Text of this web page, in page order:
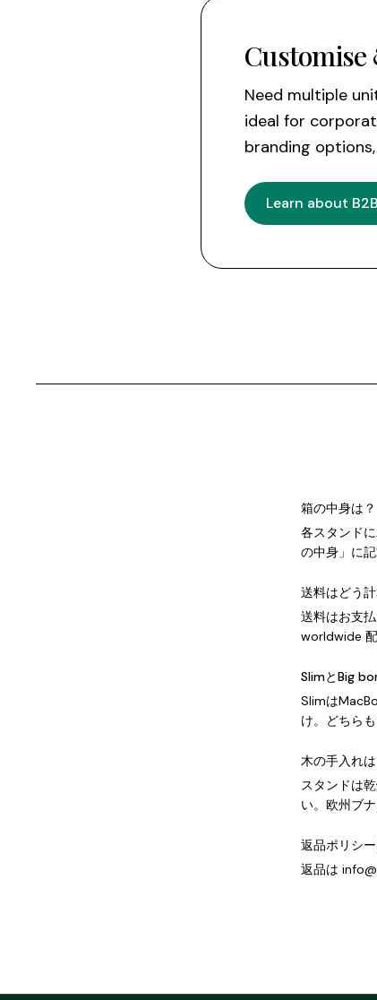
Need multiple
ideal for
branding
Learn about
箱の中身は？
各スタンド
の中身」に記
送料はどう
送料はお支
worldwide 配
SlimとBig
Slimは
け。どちら
木の手入れは
スタンドは
い。欧州ブ
返品ポリシ
返品は